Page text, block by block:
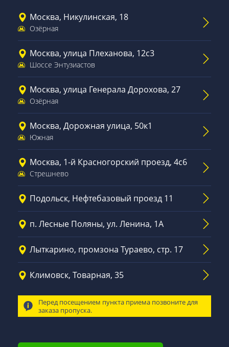
Москва, Никулинская, 18
Озёрная
Москва, улица Плеханова, 12с3
Шоссе Энтузиастов
Москва, улица Генерала Дорохова, 27
Озёрная
Москва, Дорожная улица, 50к1
Южная
Москва, 1-й Красногорский проезд, 4с6
Стрешнево
Подольск, Нефтебазовый проезд 11
п. Лесные Поляны, ул. Ленина, 1А
Лыткарино, промзона Тураево, стр. 17
Климовск, Товарная, 35
Перед посещением пункта приема позвоните для
заказа пропуска.